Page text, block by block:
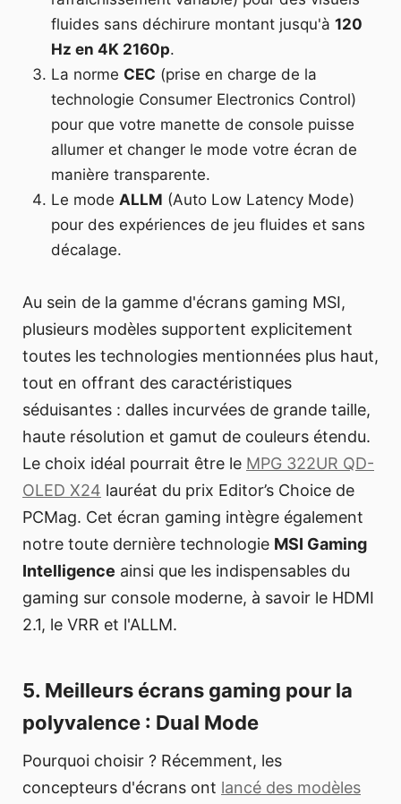
fluides sans déchirure montant jusqu'à120
Hz en 4K 2160p.
La norme CEC (prise en charge de la
technologie Consumer Electronics Control)
pour que votre manette de console puisse
allumer et changer le mode votre écran de
manière transparente.
Le modeALLM (Auto Low Latency Mode)
pour des expériences de jeu fluides et sans
décalage.
Au sein de la gamme d'écrans gaming MSI,
plusieurs modèles supportent explicitement
toutes les technologies mentionnées plus haut,
tout en offrant des caractéristiques
séduisantes : dalles incurvées de grande taille,
haute résolution et gamut de couleurs étendu.
Le choix idéal pourrait être le MPG 322UR QD-
OLED X24 lauréat du prix Editor’s Choice de
PCMag. Cet écran gaming intègre également
notre toute dernière technologie MSI Gaming
Intelligence ainsi que les indispensables du
gaming sur console moderne, à savoir le HDMI
2.1, le VRR et l'ALLM.
5. Meilleurs écrans gaming pour la
polyvalence : Dual Mode
Pourquoi choisir ? Récemment, les
concepteurs d'écrans ont lancé des modèles